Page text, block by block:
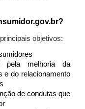
objetivos:
pela melhoria da
e do relacionamento
de condutas que